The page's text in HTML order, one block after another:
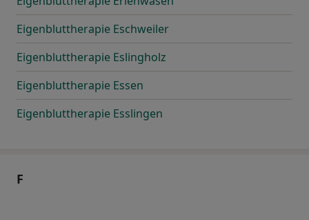
Eigenbluttherapie Eschweiler
Eigenbluttherapie Eslingholz
Eigenbluttherapie Essen
Eigenbluttherapie Esslingen
F